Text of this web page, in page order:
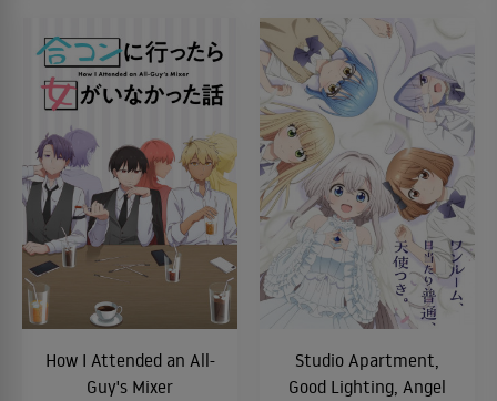
How I Attended an All-
Guy's Mixer
Studio Apartment,
Good Lighting, Angel